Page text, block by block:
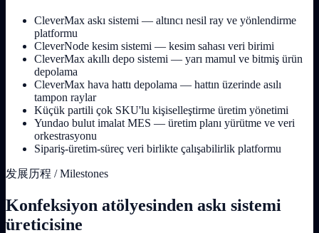
CleverMax askı sistemi — altıncı nesil ray ve yönlendirme
platformu
CleverNode kesim sistemi — kesim sahası veri birimi
CleverMax akıllı depo sistemi — yarı mamul ve bitmiş ürün
depolama
CleverMax hava hattı depolama — hattın üzerinde asılı
tampon raylar
Küçük partili çok SKU'lu kişiselleştirme üretim yönetimi
Yundao bulut imalat MES — üretim planı yürütme ve veri
orkestrasyonu
Sipariş-üretim-süreç veri birlikte çalışabilirlik platformu
发展历程 / Milestones
Konfeksiyon atölyesinden askı sistemi
üreticisine